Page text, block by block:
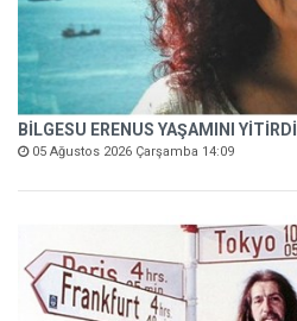
BİLGESU ERENUS YAŞAMINI YİTİRDİ
05 Ağustos 2026 Çarşamba 14:09